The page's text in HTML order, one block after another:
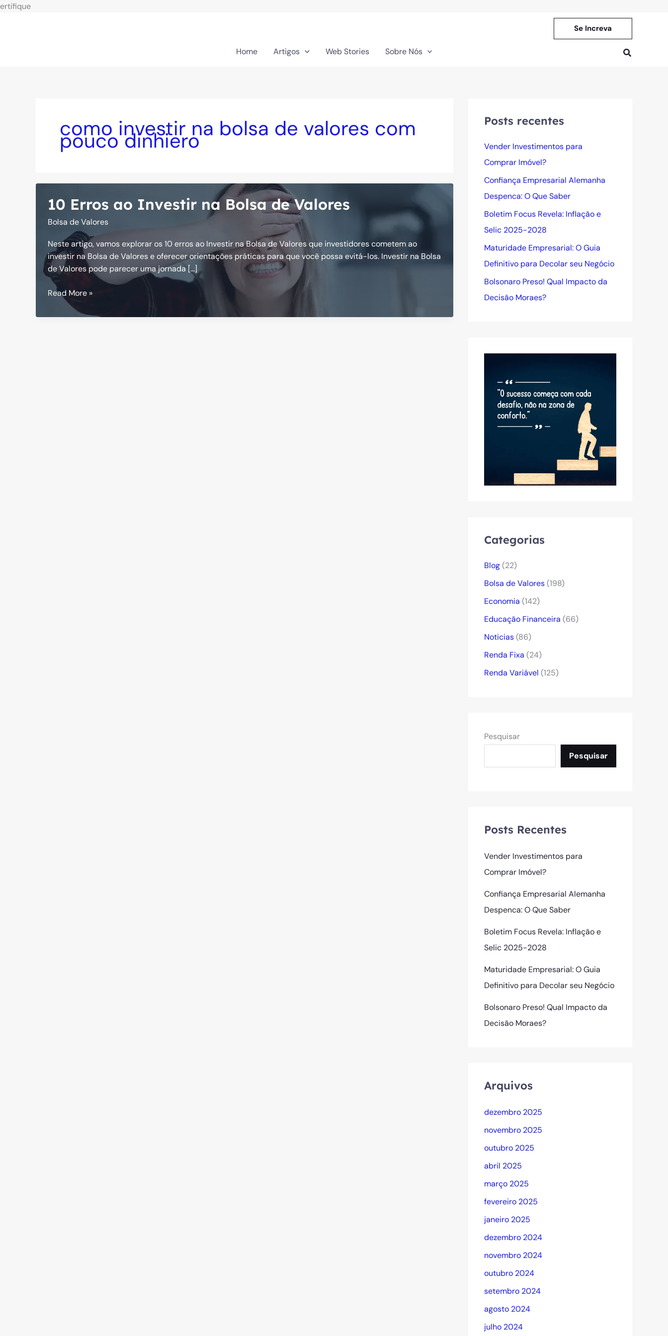
ertifiqueIr
Se Increva
Home Artigos Web Stories Sobre Nós Pesquisar
como investir na bolsa de valores com
pouco dinhiero
10 Erros ao Investir na Bolsa de Valores
Bolsa de Valores
Neste artigo, vamos explorar os 10 erros ao Investir na Bolsa de Valores que investidores cometem ao
investir na Bolsa de Valores e oferecer orientações práticas para que você possa evitá-los. Investir na Bolsa
de Valores pode parecer uma jornada […]
10
ao
Read More »
Posts recentes
Vender Investimentos para
Comprar Imóvel?
Confiança Empresarial Alemanha
Despenca: O Que Saber
Boletim Focus Revela: Inflação e
Selic 2025-2028
Maturidade Empresarial: O Guia
Definitivo para Decolar seu Negócio
Bolsonaro Preso! Qual Impacto da
Decisão Moraes?
Categorias
Blog(22)
Bolsa de Valores(198)
Economia (142)
Educação Financeira (66)
Noticias(86)
Renda Fixa (24)
Renda Variável (125)
Pesquisar
Pesquisar
Posts Recentes
Vender Investimentos para
Comprar Imóvel?
Confiança Empresarial Alemanha
Despenca: O Que Saber
Boletim Focus Revela: Inflação e
Selic 2025-2028
Maturidade Empresarial: O Guia
Definitivo para Decolar seu Negócio
Bolsonaro Preso! Qual Impacto da
Decisão Moraes?
Arquivos
dezembro 2025
novembro 2025
outubro 2025
abril 2025
março 2025
fevereiro 2025
janeiro 2025
dezembro 2024
novembro 2024
outubro 2024
setembro 2024
agosto 2024
julho 2024